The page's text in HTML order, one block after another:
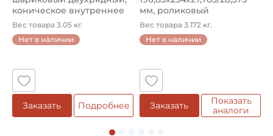
коническое внутреннее
кол...
Вес товара 3.05 кг.
Нет в наличии
Заказать Подробнее
мм, роликовый
однорядный конический
...
Вес товара 3.172 кг.
Нет в наличии
Заказать
Показать
аналоги